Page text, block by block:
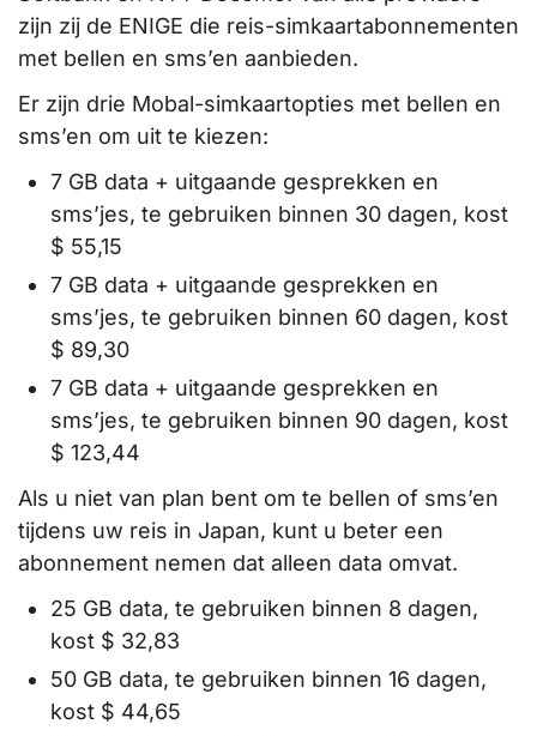
zijn zij de ENIGE die reis-simkaartabonnementen
met bellen en sms’en aanbieden.
Er zijn drie Mobal-simkaartopties met bellen en
sms’en om uit te kiezen:
7 GB data + uitgaande gesprekken en
sms’jes, te gebruiken binnen 30 dagen, kost
$ 55,15
7 GB data + uitgaande gesprekken en
sms’jes, te gebruiken binnen 60 dagen, kost
$ 89,30
7 GB data + uitgaande gesprekken en
sms’jes, te gebruiken binnen 90 dagen, kost
$ 123,44
Als u niet van plan bent om te bellen of sms’en
tijdens uw reis in Japan, kunt u beter een
abonnement nemen dat alleen data omvat.
25 GB data, te gebruiken binnen 8 dagen,
kost $ 32,83
50 GB data, te gebruiken binnen 16 dagen,
kost $ 44,65